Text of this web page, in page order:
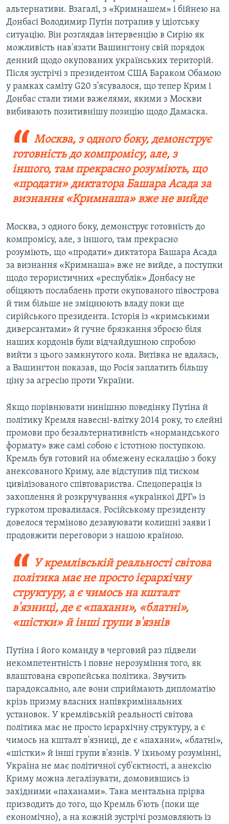
альтернативи. Взагалі, з «Кримнашем» і бійнею на
Донбасі Володимир Путін потрапив у ідіотську
ситуацію. Він розглядав інтервенцію в Сирію як
можливість нав'язати Вашингтону свій порядок
денний щодо окупованих українських територій.
Після зустрічі з президентом США Бараком Обамою
у рамках саміту G20 з'ясувалося, що тепер Крим і
Донбас стали тими важелями, якими з Москви
вибивають позитивнішу позицію щодо Дамаска.
Москва, з одного боку, демонструє
готовність до компромісу, але, з
іншого, там прекрасно розуміють, що
«продати» диктатора Башара Асада за
визнання «Кримнаша» вже не вийде
Москва, з одного боку, демонструє готовність до
компромісу, але, з іншого, там прекрасно
розуміють, що «продати» диктатора Башара Асада
за визнання «Кримнаша» вже не вийде, а поступки
щодо терористичних «республік» Донбасу не
обіцяють послаблень проти окупованого півострова
й тим більше не зміцнюють владу поки ще
сирійського президента. Історія із «кримськими
диверсантами» й гучне брязкання зброєю біля
наших кордонів були відчайдушною спробою
вийти з цього замкнутого кола. Витівка не вдалась,
а Вашингтон показав, що Росія заплатить більшу
ціну за агресію проти України.
Якщо порівнювати нинішню поведінку Путіна й
політику Кремля навесні-влітку 2014 року, то єлейні
промови про безальтернативність «нормандського
формату» вже самі собою є істотною поступкою.
Кремль був готовий на обмежену ескалацію з боку
анексованого Криму, але відступив під тиском
цивілізованого співтовариства. Спецоперація із
захоплення й розкручування «українкої ДРГ» із
гуркотом провалилася. Російському президенту
довелося терміново дезавуювати колишні заяви і
продовжити переговори з нашою країною.
У кремлівській реальності світова
політика має не просто ієрархічну
структуру, а є чимось на кшталт
в'язниці, де є «пахани», «блатні»,
«шістки» й інші групи в'язнів
Путіна і його команду в черговий раз підвели
некомпетентність і повне нерозуміння того, як
влаштована європейська політика. Звучить
парадоксально, але вони сприймають дипломатію
крізь призму власних напівкримінальних
установок. У кремлівській реальності світова
політика має не просто ієрархічну структуру, а є
чимось на кшталт в'язниці, де є «пахани», «блатні»,
«шістки» й інші групи в'язнів. У їхньому розумінні,
Україна не має політичної суб'єктності, а анексію
Криму можна легалізувати, домовившись із
західними «паханами». Така ментальна прірва
призводить до того, що Кремль б'ють (поки ще
економічно), а на кожній зустрічі розмовляють із